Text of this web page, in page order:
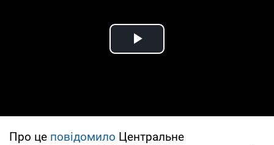
Play Video
Про це повідомило Центральне